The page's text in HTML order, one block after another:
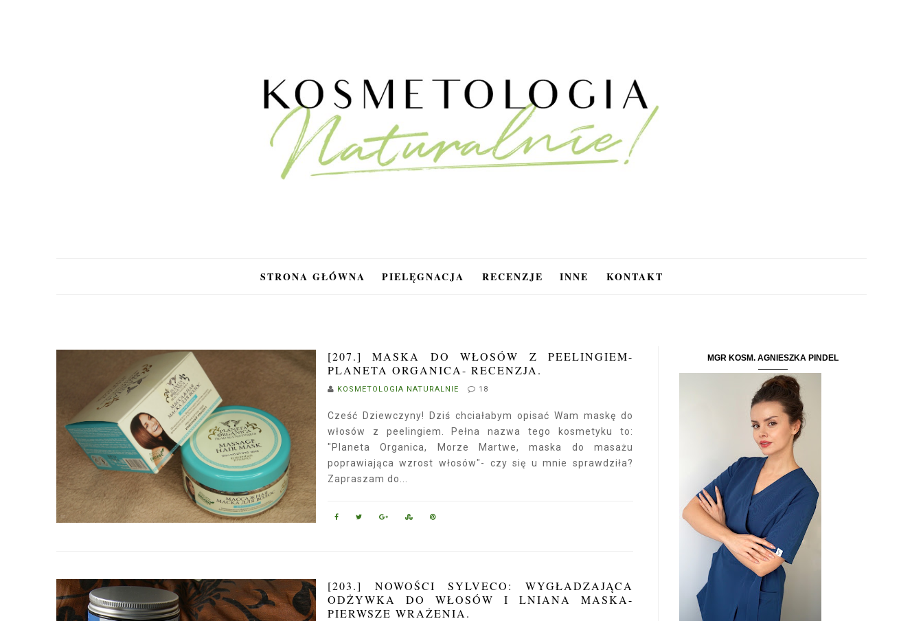
STRONA GŁÓWNA PIELĘGNACJA RECENZJE INNE KONTAKT
[207.] MASKA DO WŁOSÓW Z PEELINGIEM-
PLANETA ORGANICA- RECENZJA.
KOSMETOLOGIA NATURALNIE 18
Cześć Dziewczyny! Dziś chciałabym opisać Wam maskę do
włosów z peelingiem. Pełna nazwa tego kosmetyku to:
"Planeta Organica, Morze Martwe, maska do masażu
poprawiająca wzrost włosów"- czy się u mnie sprawdziła?
Zapraszam do...
[203.] NOWOŚCI SYLVECO: WYGŁADZAJĄCA
ODŻYWKA DO WŁOSÓW I LNIANA MASKA-
PIERWSZE WRAŻENIA.
MGR KOSM. AGNIESZKA PINDEL